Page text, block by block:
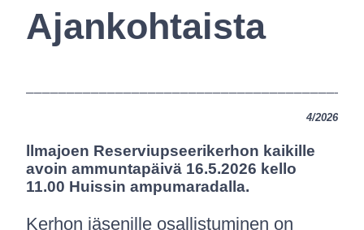
Ajankohtaista
4/2026
llmajoen Reserviupseerikerhon kaikille
avoin ammuntapäivä 16.5.2026 kello
11.00 Huissin ampumaradalla.
Kerhon jäsenille osallistuminen on